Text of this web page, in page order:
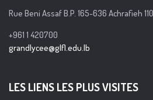
Rue Beni Assaf B.P. 165-636 Achrafieh
+961 1 420700
grandlycee@glfl.edu.lb
LES LIENS LES PLUS VISITES